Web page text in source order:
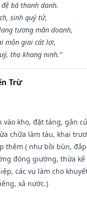
bá thanh danh.
sinh quý tử,
tương mãn doanh,
môn giai cát lợi,
thọ khang ninh.”
Trừ
vào kho, đặt táng, gắn
chữa làm tàu, khai
thêm ( như bồi bùn,
đóng giường, thừa
các vụ làm cho
xả nước.)